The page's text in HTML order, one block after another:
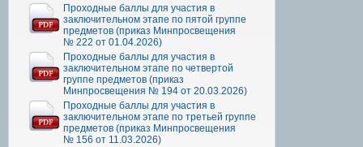
Проходные баллы для участия в
заключительном этапе по пятой группе
предметов (приказ Минпросвещения
№ 222 от 01.04.2026)
Проходные баллы для участия в
заключительном этапе по четвертой
группе предметов (приказ
Минпросвещения № 194 от 20.03.2026)
Проходные баллы для участия в
заключительном этапе по третьей группе
предметов (приказ Минпросвещения
№ 156 от 11.03.2026)